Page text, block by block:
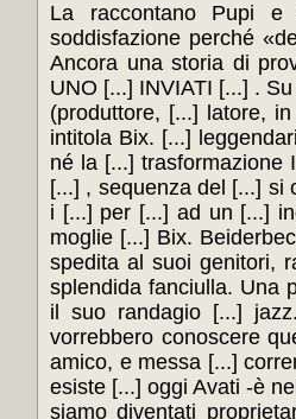
La raccontano Pupi e
soddisfazione perché
Ancora una storia di
UNO [...] INVIATI [...] .
(produttore, [...] latore,
intitola Bix. [...]
né la [...] trasformazione
[...] , sequenza del [...] si
i [...] per [...] ad un [...]
moglie [...] Bix.
spedita al suoi genitori,
splendida fanciulla. Una
il suo randagio [...]
vorrebbero conoscere
amico, e messa [...]
esiste [...] oggi Avati -è
siamo diventati